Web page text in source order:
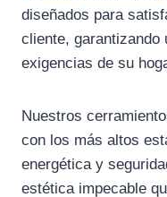
diseñados para
cliente, garantizando
exigencias de su
Nuestros
con los más altos
energética y
estética impecable